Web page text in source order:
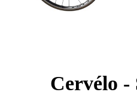
Cervélo -